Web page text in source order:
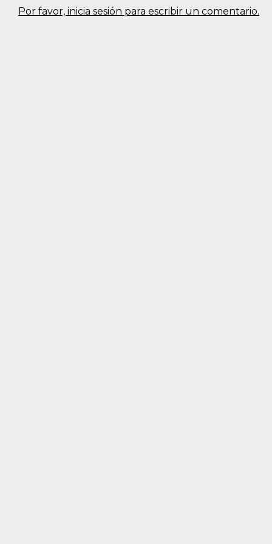
Por favor, inicia sesión para escribir un comentario.